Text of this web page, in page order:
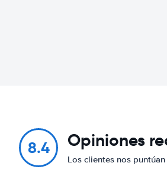
8.4 Opiniones
Los clientes nos